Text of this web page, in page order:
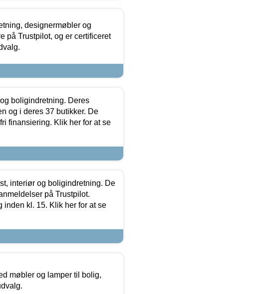
designermøbler og
på Trustpilot, og er certificeret
boligindretning. Deres
og i deres 37 butikker. De
finansiering. Klik her for at se
interiør og boligindretning. De
på Trustpilot.
kl. 15. Klik her for at se
møbler og lamper til bolig,